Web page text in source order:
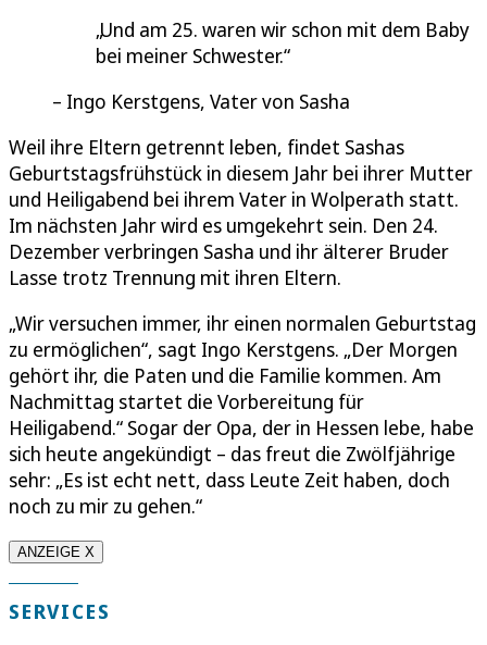
Und am 25. waren wir schon mit dem Baby
bei meiner Schwester.
Ingo Kerstgens, Vater von Sasha
Weil ihre Eltern getrennt leben, findet Sashas
Geburtstagsfrühstück in diesem Jahr bei ihrer Mutter
und Heiligabend bei ihrem Vater in Wolperath statt.
Im nächsten Jahr wird es umgekehrt sein. Den 24.
Dezember verbringen Sasha und ihr älterer Bruder
Lasse trotz Trennung mit ihren Eltern.
„Wir versuchen immer, ihr einen normalen Geburtstag
zu ermöglichen“, sagt Ingo Kerstgens. „Der Morgen
gehört ihr, die Paten und die Familie kommen. Am
Nachmittag startet die Vorbereitung für
Heiligabend.“ Sogar der Opa, der in Hessen lebe, habe
sich heute angekündigt – das freut die Zwölfjährige
sehr: „Es ist echt nett, dass Leute Zeit haben, doch
noch zu mir zu gehen.“
ANZEIGE X
SERVICES